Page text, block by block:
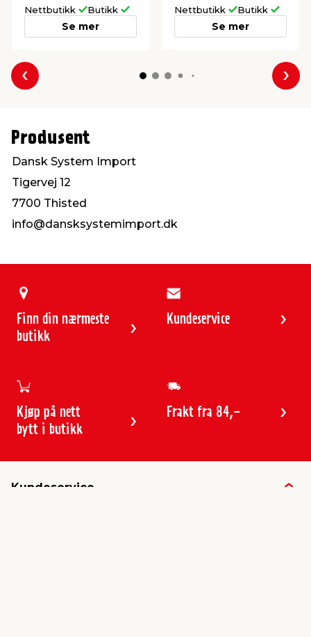
Nettbutikk Butikk
Se mer
Nettbutikk Butikk
Se mer
Forrige
Produsent
Dansk System Import
Tigervej 12
7700 Thisted
info@dansksystemimport.dk
Finn din nærmeste
butikk
Kundeservice
Kjøp på nett
bytt i butikk
Frakt fra 84,-
Kundeservice